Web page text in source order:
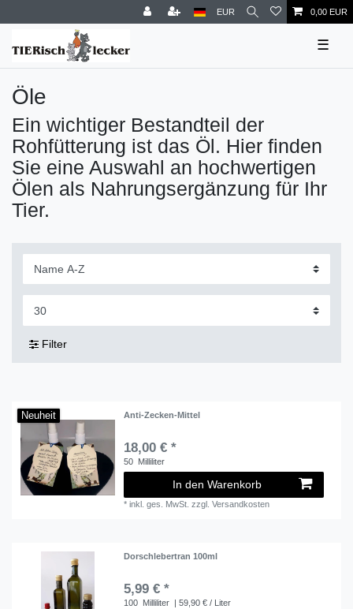
EUR 0,00 EUR
☰
Öle
Ein wichtiger Bestandteil der
Rohfütterung ist das Öl. Hier finden
Sie eine Auswahl an hochwertigen
Ölen als Nahrungsergänzung für Ihr
Tier.
Filter
Neuheit Anti-Zecken-Mittel
18,00 € *
50 Milliliter
In den Warenkorb
*inkl. ges. MwSt. zzgl.Versandkosten
Dorschlebertran 100ml
5,99 € *
100 Milliliter | 59,90 € / Liter